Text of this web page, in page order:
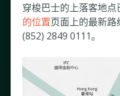
与我们保持联系
接收我们的电子通讯以了解
穿梭巴士的上落客地
的位置页面上的最新
(852) 2849 0111。